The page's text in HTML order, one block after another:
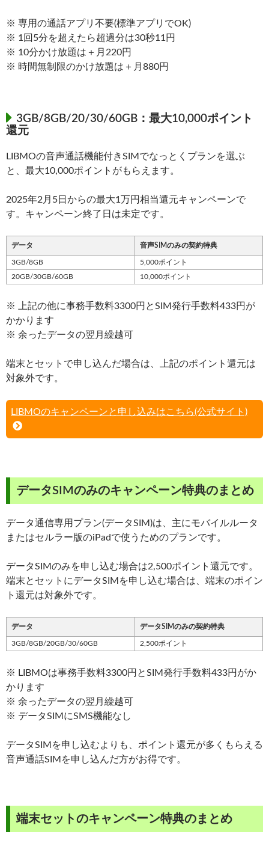
※ 専用の通話アプリ不要(標準アプリでOK)
※ 1回5分を超えたら超過分は30秒11円
※ 10分かけ放題は＋月220円
※ 時間無制限のかけ放題は＋月880円
3GB/8GB/20/30/60GB：最大10,000ポイント
還元
LIBMOの音声通話機能付きSIMでなっとくプランを選ぶ
と、最大10,000ポイントがもらえます。
2025年2月5日からの最大1万円相当還元キャンペーンで
す。キャンペーン終了日は未定です。
データ 音声SIMのみの契約特典
3GB/8GB
5,000ポイント
20GB/30GB/60GB
10,000ポイント
※ 上記の他に事務手数料3300円とSIM発行手数料433円が
かかります
※ 余ったデータの翌月繰越可
端末とセットで申し込んだ場合は、上記のポイント還元は
対象外です。
LIBMOのキャンペーンと申し込みはこちら(公式サイト)
データSIMのみのキャンペーン特典のまとめ
データ通信専用プラン(データSIM)は、主にモバイルルータ
またはセルラー版のiPadで使うためのプランです。
データSIMのみを申し込む場合は2,500ポイント還元です。
端末とセットにデータSIMを申し込む場合は、端末のポイン
ト還元は対象外です。
データ データSIMのみの契約特典
3GB/8GB/20GB/30/60GB 2,500ポイント
※ LIBMOは事務手数料3300円とSIM発行手数料433円がか
かります
※ 余ったデータの翌月繰越可
※ データSIMにSMS機能なし
データSIMを申し込むよりも、ポイント還元が多くもらえる
音声通話SIMを申し込んだ方がお得です。
端末セットのキャンペーン特典のまとめ